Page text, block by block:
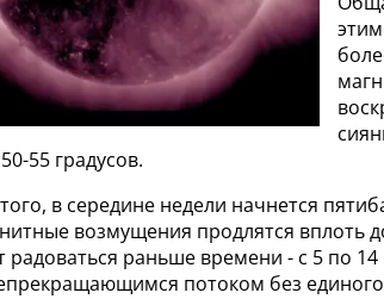
55 градусов.
в середине недели начнется
возмущения продлятся вплоть
радоваться раньше времени - с 5 по
потоком без